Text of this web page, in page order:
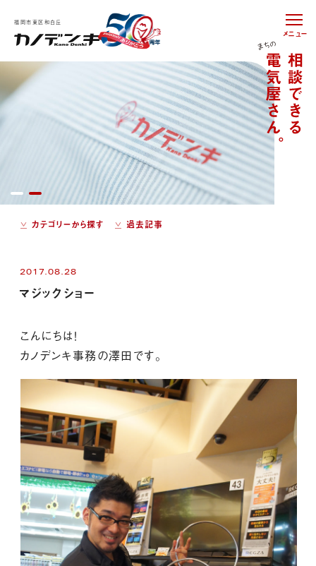
メニュー
福岡市東区和白丘
カテゴリーから探す 過去記事
2017.08.28
マジックショー
こんにちは！
カノデンキ事務の澤田です。